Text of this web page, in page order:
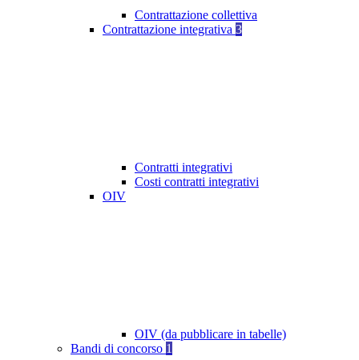
Contrattazione collettiva
Contrattazione integrativa 3
Contratti integrativi
Costi contratti integrativi
OIV
OIV (da pubblicare in tabelle)
Bandi di concorso 1